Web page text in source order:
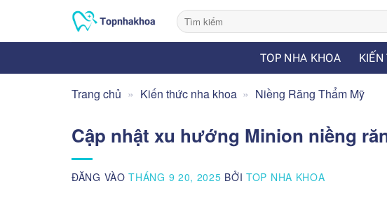
nội
TOP NHA KHOA
Trang chủ » Kiến thức nha khoa » Niềng Răng Thẩm Mỹ
Cập nhật xu hướng Minion niềng
ĐĂNG VÀOTHÁNG 9 20, 2025 BỞITOP NHA KHOA